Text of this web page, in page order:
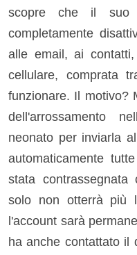
scopre che il suo
completamente
alle email, ai
cellulare, comprata
funzionare. Il motivo?
dell'arrossamento
neonato per inviarla
automaticamente
stata contrassegnata
solo non otterrà più
l'account sarà
ha anche contattato il